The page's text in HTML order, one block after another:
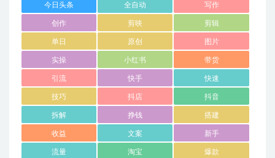
今日头条 全自动 写作
创作 剪映 剪辑
单日 原创 图片
实操 小红书 带货
引流 快手 快速
技巧 抖店 抖音
拆解 挣钱 搭建
收益 文案 新手
流量 淘宝 爆款